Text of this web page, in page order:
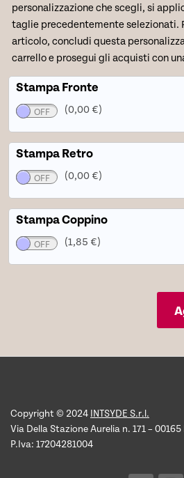
personalizzazione che scegli, si
taglie precedentemente selezionati.
articolo, concludi questa
carrello e prosegui gli acquisti con
Stampa Fronte
(0,00 €)
Stampa Retro
(0,00 €)
Stampa Coppino
(1,85 €)
Copyright © 2024 INTSYDE S.r.l.
Via Della Stazione Aurelia n. 171 – 00165
P.Iva: 17204281004